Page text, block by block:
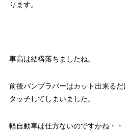
ります。
車高は結構落ちましたね。
前後バンプラバーはカット出来る
タッチしてしまいました。
軽自動車は仕方ないのですかね・・